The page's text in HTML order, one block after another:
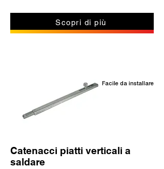
Scopri di più
Facile da installare
Catenacci piatti verticali a
saldare